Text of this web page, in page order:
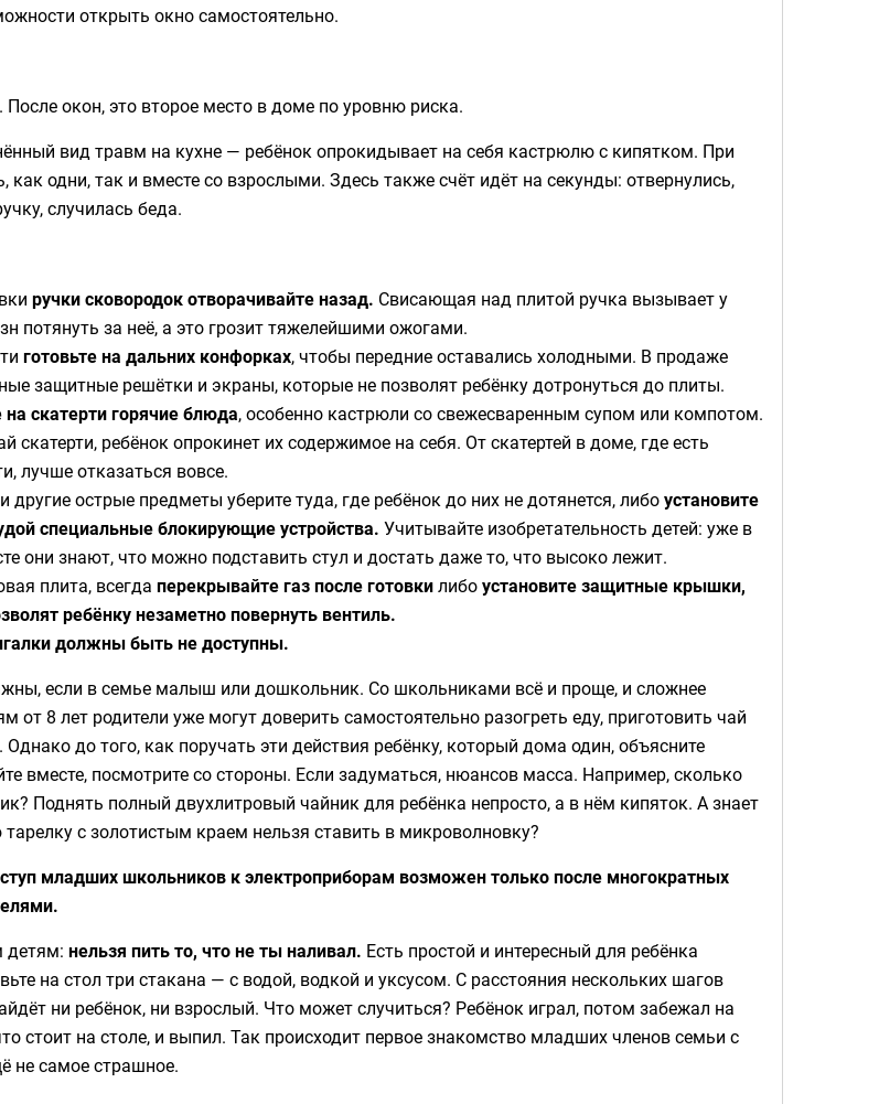
открыть окно самостоятельно.
окон, это второе место в доме по уровню риска.
вид травм на кухне — ребёнок опрокидывает на себя кастрюлю с кипятком. При
одни, так и вместе со взрослыми. Здесь также счёт идёт на секунды: отвернулись,
случилась беда.
ручки сковородок отворачивайте назад. Свисающая над плитой ручка вызывает у
потянуть за неё, а это грозит тяжелейшими ожогами.
готовьте на дальних конфорках, чтобы передние оставались холодными. В продаже
защитные решётки и экраны, которые не позволят ребёнку дотронуться до плиты.
на скатерти горячие блюда, особенно кастрюли со свежесваренным супом или компотом.
скатерти, ребёнок опрокинет их содержимое на себя. От скатертей в доме, где есть
лучше отказаться вовсе.
острые предметы уберите туда, где ребёнок до них не дотянется, либоустановите
специальные блокирующие устройства. Учитывайте изобретательность детей: уже в
они знают, что можно подставить стул и достать даже то, что высоко лежит.
плита, всегда перекрывайте газ после готовкилибоустановите защитные крышки,
ребёнку незаметно повернуть вентиль.
должны быть не доступны.
если в семье малыш или дошкольник. Со школьниками всё и проще, и сложнее
от 8 лет родители уже могут доверить самостоятельно разогреть еду, приготовить чай
до того, как поручать эти действия ребёнку, который дома один, объясните
вместе, посмотрите со стороны. Если задуматься, нюансов масса. Например, сколько
Поднять полный двухлитровый чайник для ребёнка непросто, а в нём кипяток. А знает
с золотистым краем нельзя ставить в микроволновку?
младших школьников к электроприборам возможен только после многократных
детям: нельзя пить то, что не ты наливал. Есть простой и интересный для ребёнка
на стол три стакана — с водой, водкой и уксусом. С расстояния нескольких шагов
ни ребёнок, ни взрослый. Что может случиться? Ребёнок играл, потом забежал на
стоит на столе, и выпил. Так происходит первое знакомство младших членов семьи с
не самое страшное.